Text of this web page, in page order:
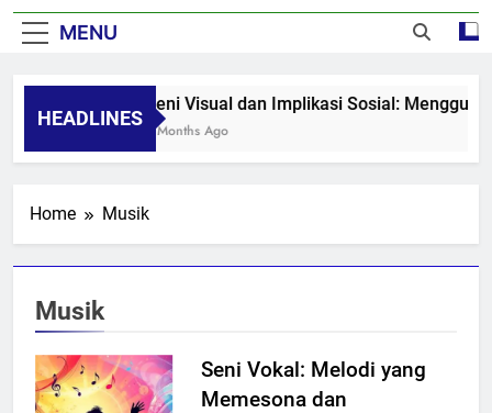
MENU
HEADLINES
Seni Visual dan Implikasi Sosial:
8 Months Ago
Home Musik
Musik
Seni Vokal: Melodi yang
Memesona dan